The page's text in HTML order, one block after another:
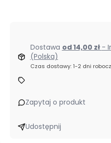
Dostawa od 14,00 zł -
(Polska)
Czas dostawy: 1-2 dni
Zapytaj o produkt
Udostępnij